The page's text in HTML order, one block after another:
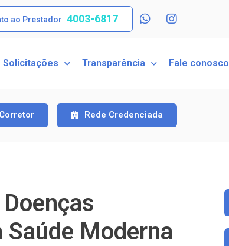
ao Prestador 4003-6817
Solicitações Transparência Fale conosco
Rede Credenciada
Moderna